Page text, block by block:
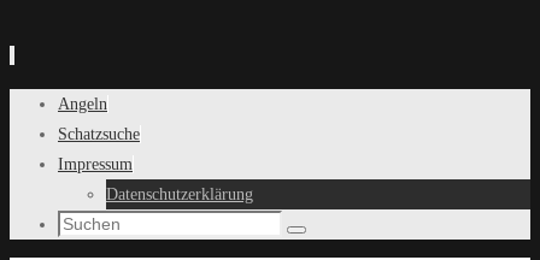
Springe
zum
Inhalt
Angeln
Schatzsuche
Impressum
Datenschutzerklärung
Search
Suchen